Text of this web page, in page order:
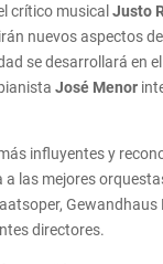
crítico musicalJusto
nuevos aspectos
se desarrollará en
José Menor
influyentes y
las mejores
directores.